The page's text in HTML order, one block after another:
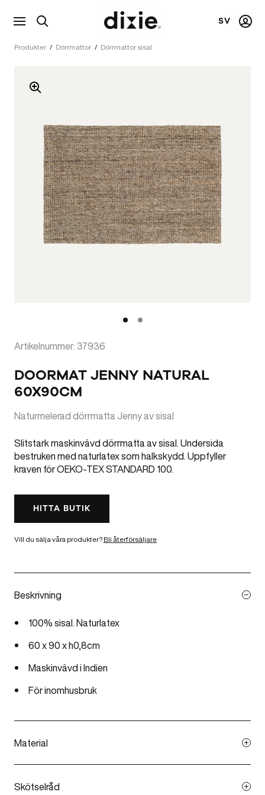
Visa SV
Mitt
Produkter / Dörrmattor / Dörrmattor sisal
Artikelnummer: 37936
DOORMAT JENNY NATURAL
60X90CM
Naturmelerad dörrmatta Jenny av sisal
Slitstark maskinvävd dörrmatta av sisal. Undersida
bestruken med naturlatex som halkskydd. Uppfyller
kraven för OEKO-TEX STANDARD 100.
HITTA BUTIK
Vill du sälja våra produkter?Bli återförsäljare
Beskrivning
100% sisal. Naturlatex
60 x 90 x h0,8cm
Maskinvävd i Indien
För inomhusbruk
Material
områden där andra grödor har svårt att trivas.
Skötselråd